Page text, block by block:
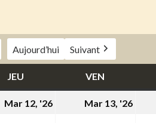
Aujourd’hui Suivant
JEU VEN
Mar 12, '26 Mar 13, '26